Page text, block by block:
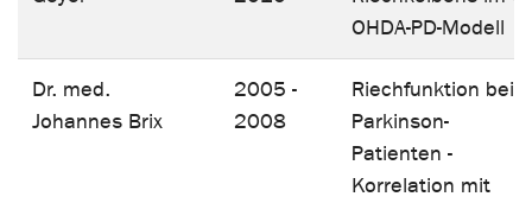
OHDA-PD-Modell
Dr. med.
Johannes Brix
2005 -
2008
Riechfunktion bei
Parkinson-
Patienten -
Korrelation mit